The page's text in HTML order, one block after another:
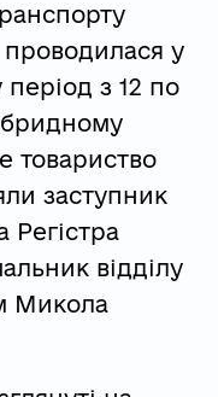
проводилася у
з 12 по
товариство
заступник
Регістра
відділу
Микола